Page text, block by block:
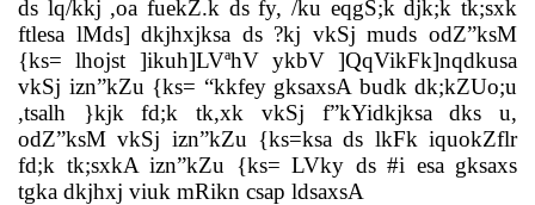
ds lq/kkj ,oa fuekZ.k ds fy, /ku eqgS;k djk;k tk;sxk
ftlesa lMds] dkjhxjksa ds ?kj vkSj muds odZ”ksM
{ks= lhojst ]ikuh]LVªhV ykbV ]QqVikFk]nqdkusa
vkSj izn”kZu {ks= “kkfey gksaxsA budk dk;kZUo;u
,tsalh }kjk fd;k tk,xk vkSj f”kYidkjksa dks u,
odZ”ksM vkSj izn”kZu {ks=ksa ds lkFk iquokZflr
fd;k tk;sxkA izn”kZu {ks= LVky ds #i esa gksaxs
tgka dkjhxj viuk mRikn csap ldsaxsA